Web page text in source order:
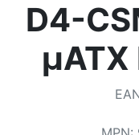
Startseite
Einstellungen
D4-
µATX